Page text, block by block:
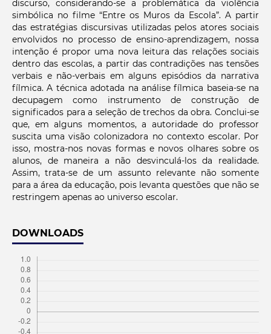
discurso, considerando-se a problemática da violência
simbólica no filme “Entre os Muros da Escola”. A partir
das estratégias discursivas utilizadas pelos atores sociais
envolvidos no processo de ensino-aprendizagem, nossa
intenção é propor uma nova leitura das relações sociais
dentro das escolas, a partir das contradições nas tensões
verbais e não-verbais em alguns episódios da narrativa
fílmica. A técnica adotada na análise fílmica baseia-se na
decupagem como instrumento de construção de
significados para a seleção de trechos da obra. Conclui-se
que, em alguns momentos, a autoridade do professor
suscita uma visão colonizadora no contexto escolar. Por
isso, mostra-nos novas formas e novos olhares sobre os
alunos, de maneira a não desvinculá-los da realidade.
Assim, trata-se de um assunto relevante não somente
para a área da educação, pois levanta questões que não se
restringem apenas ao universo escolar.
DOWNLOADS